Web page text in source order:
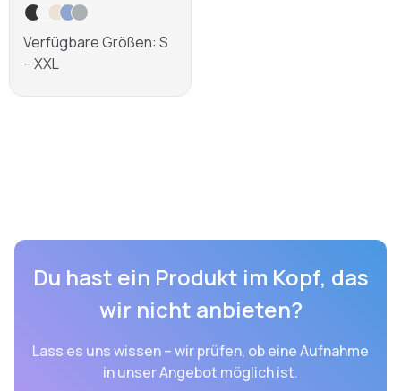
Verfügbare Größen: S
– XXL
Du hast ein Produkt im Kopf, das
wir nicht anbieten?
Lass es uns wissen – wir prüfen, ob eine Aufnahme
in unser Angebot möglich ist.